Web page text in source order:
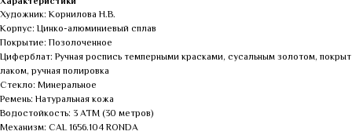
Художник: Корнилова Н.В.
Корпус: Цинко-алюминиевый сплав
Покрытие: Позолоченное
Циферблат: Ручная роспись темперными красками, сусальным золотом, покрыт
лаком, ручная полировка
Стекло: Минеральное
Ремень: Натуральная кожа
Водостойкость: 3 АТМ (30 метров)
Механизм: CAL 1656.104 RONDA